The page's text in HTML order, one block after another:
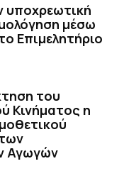
υποχρεωτική
μέσω
Επιμελητήριο
του
Κινήματος η
Αγωγών